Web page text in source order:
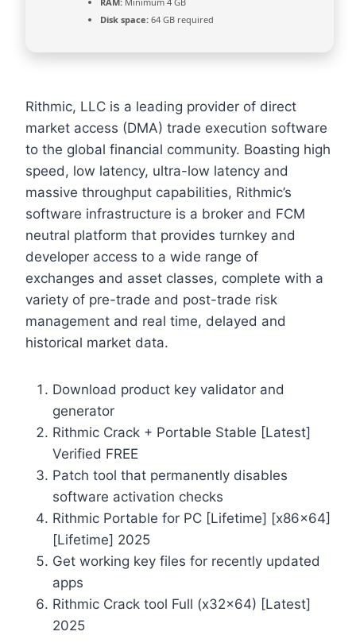
Disk space: 64 GB required
Rithmic, LLC is a leading provider of direct
market access (DMA) trade execution software
to the global financial community. Boasting high
speed, low latency, ultra-low latency and
massive throughput capabilities, Rithmic’s
software infrastructure is a broker and FCM
neutral platform that provides turnkey and
developer access to a wide range of
exchanges and asset classes, complete with a
variety of pre-trade and post-trade risk
management and real time, delayed and
historical market data.
Download product key validator and
generator
Rithmic Crack + Portable Stable [Latest]
Verified FREE
Patch tool that permanently disables
software activation checks
Rithmic Portable for PC [Lifetime] [x86x64]
[Lifetime] 2025
Get working key files for recently updated
apps
Rithmic Crack tool Full (x32x64) [Latest]
2025